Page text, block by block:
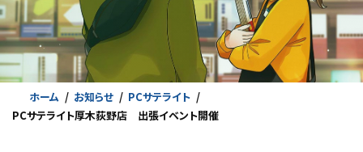
ホーム お知らせ
PCサテライト
PCサテライト厚木荻野店 出張イベント開催